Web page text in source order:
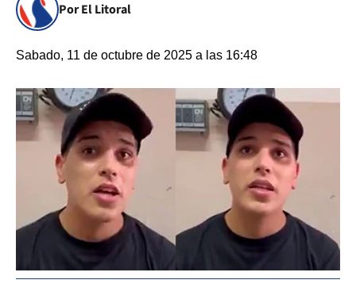
Por El Litoral
Sabado, 11 de octubre de 2025 a las 16:48